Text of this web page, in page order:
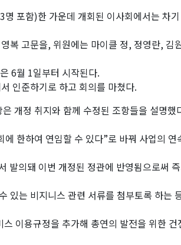
포함)한 가운데 개회된 이사회에서는 차
복 고문을, 위원에는 마이클 정, 정영란, 김
6월 1일부터 시작된다.
인준하기로 하고 회의를 마쳤다.
개정 취지와 함께 수정된 조항들을 설명했
한하여 연임할 수 있다”로 바꿔 사업의 연
발의돼 이번 개정된 정관에 반영됨으로써
있는 비지니스 관련 서류를 첨부토록 하는
이용규정을 추가해 총연의 발전을 위한 건